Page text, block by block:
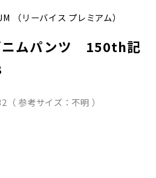
（リーバイス プレミアム）
ニムパンツ 150th記
参考サイズ：不明 ）